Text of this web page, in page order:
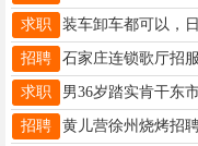
求职 装车卸车都可以，
招聘
求职
招聘